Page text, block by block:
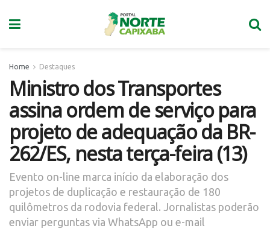
Home Destaques
Ministro dos Transportes
assina ordem de serviço para
projeto de adequação da BR-
262/ES, nesta terça-feira (13)
Evento on-line marca início da elaboração dos
projetos de duplicação e restauração de 180
quilômetros da rodovia federal. Jornalistas poderão
enviar perguntas via WhatsApp ou e-mail